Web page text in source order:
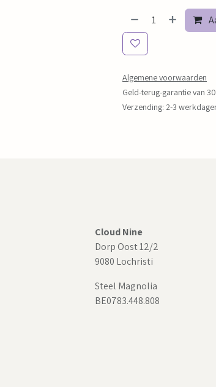
Algemene voorwaarden
Geld-terug-garantie van
Verzending: 2-3
Cloud Nine
Dorp Oost 12/2
9080 Lochristi
Steel Magnolia
BE0783.448.808